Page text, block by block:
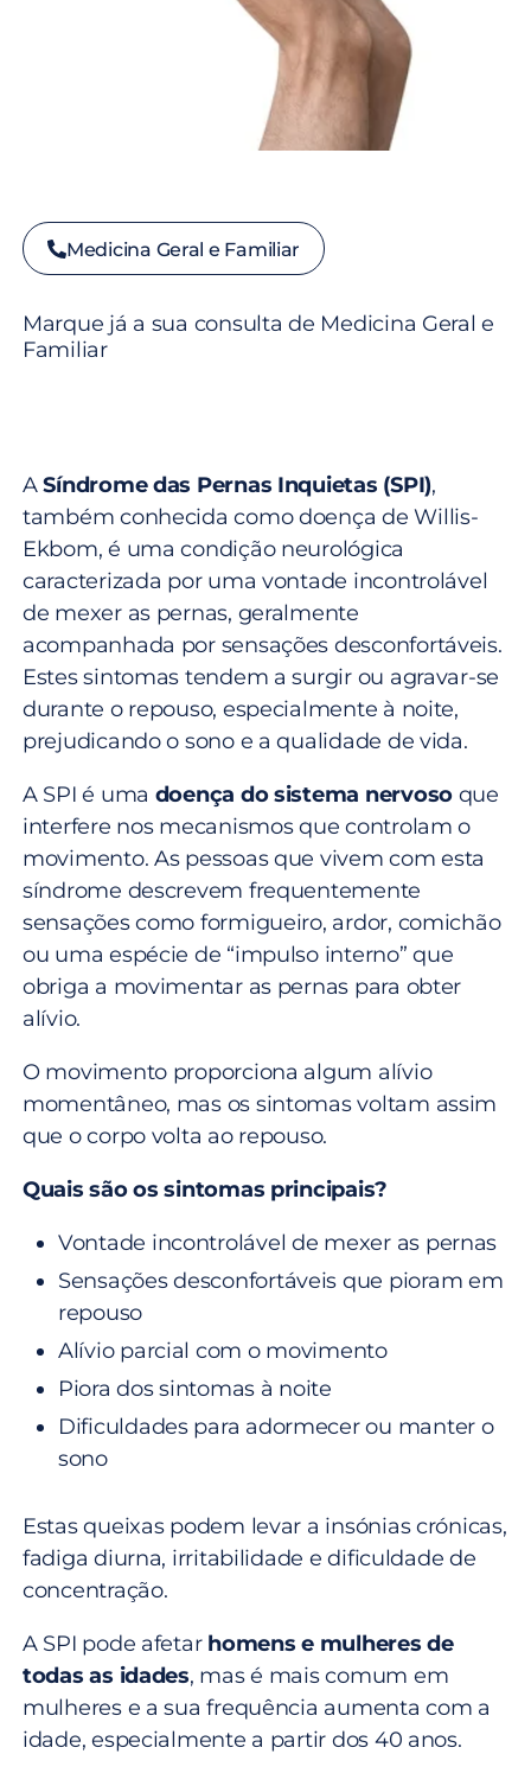
Medicina Geral e Familiar
Marque já a sua consulta de Medicina Geral e
Familiar
ASíndrome das Pernas Inquietas (SPI),
também conhecida como doença de Willis-
Ekbom, é uma condição neurológica
caracterizada por uma vontade incontrolável
de mexer as pernas, geralmente
acompanhada por sensações desconfortáveis.
Estes sintomas tendem a surgir ou agravar-se
durante o repouso, especialmente à noite,
prejudicando o sono e a qualidade de vida.
A SPI é uma doença do sistema nervosoque
interfere nos mecanismos que controlam o
movimento. As pessoas que vivem com esta
síndrome descrevem frequentemente
sensações como formigueiro, ardor, comichão
ou uma espécie de “impulso interno” que
obriga a movimentar as pernas para obter
alívio.
O movimento proporciona algum alívio
momentâneo, mas os sintomas voltam assim
que o corpo volta ao repouso.
Quais são os sintomas principais?
Vontade incontrolável de mexer as pernas
Sensações desconfortáveis que pioram em
repouso
Alívio parcial com o movimento
Piora dos sintomas à noite
Dificuldades para adormecer ou manter o
sono
Estas queixas podem levar a insónias crónicas,
fadiga diurna, irritabilidade e dificuldade de
concentração.
A SPI pode afetar homens e mulheres de
todas as idades, mas é mais comum em
mulheres e a sua frequência aumenta com a
idade, especialmente a partir dos 40 anos.